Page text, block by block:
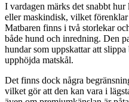
I vardagen märks det snabbt
eller maskindisk, vilket
Matbaren finns i två storlekar
både hund och inredning. Den
hundar som uppskattar att
upphöjda matskål.
Det finns dock några
vilket gör att den kan vara i